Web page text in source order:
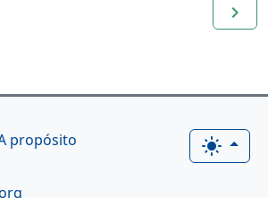
navigate_next
light_mode
propósito